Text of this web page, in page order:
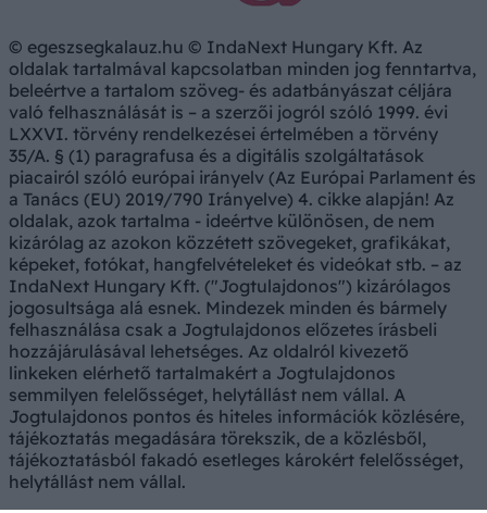
© egeszsegkalauz.hu © IndaNext Hungary Kft. Az
oldalak tartalmával kapcsolatban minden jog fenntartva,
beleértve a tartalom szöveg- és adatbányászat céljára
való felhasználását is – a szerzői jogról szóló 1999. évi
LXXVI. törvény rendelkezései értelmében a törvény
35/A. § (1) paragrafusa és a digitális szolgáltatások
piacairól szóló európai irányelv (Az Európai Parlament és
a Tanács (EU) 2019/790 Irányelve) 4. cikke alapján! Az
oldalak, azok tartalma - ideértve különösen, de nem
kizárólag az azokon közzétett szövegeket, grafikákat,
képeket, fotókat, hangfelvételeket és videókat stb. – az
IndaNext Hungary Kft. ("Jogtulajdonos") kizárólagos
jogosultsága alá esnek. Mindezek minden és bármely
felhasználása csak a Jogtulajdonos előzetes írásbeli
hozzájárulásával lehetséges. Az oldalról kivezető
linkeken elérhető tartalmakért a Jogtulajdonos
semmilyen felelősséget, helytállást nem vállal. A
Jogtulajdonos pontos és hiteles információk közlésére,
tájékoztatás megadására törekszik, de a közlésből,
tájékoztatásból fakadó esetleges károkért felelősséget,
helytállást nem vállal.